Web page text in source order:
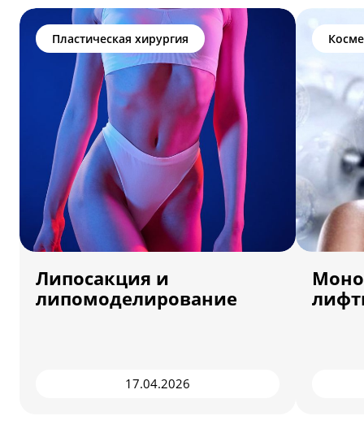
Пластическая хирургия
Липосакция и
липомоделирование
17.04.2026